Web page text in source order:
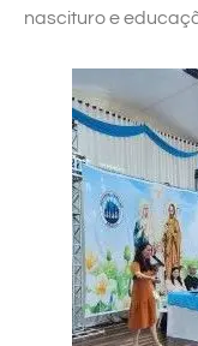
nascituro e